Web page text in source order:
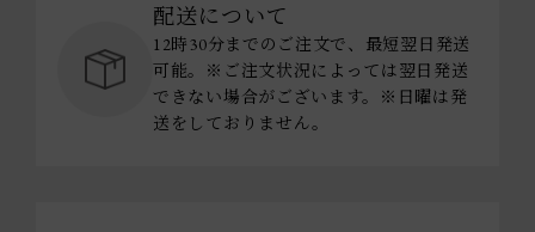
配送について
12時30分までのご注文で、最短翌日発送
可能。※ご注文状況によっては翌日発送
できない場合がございます。※日曜は発
送をしておりません。